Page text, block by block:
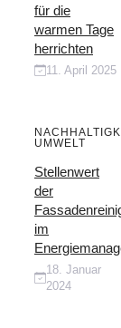
für die
warmen Tage
herrichten
11. April 2025
UMWELT
Stellenwert
der
im
18. Januar
2024